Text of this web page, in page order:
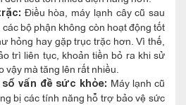
Điều hòa, máy lạnh cây cũ sau
bộ phận không còn hoạt động tốt
hỏng hay gặp trục trặc hơn. Vì thế,
trì liên tục, khoản tiền bỏ ra khi sử
vậy mà tăng lên rất nhiều.
vấn đề sức khỏe: Máy lạnh cũ
bị các tính năng hỗ trợ bảo vệ sức